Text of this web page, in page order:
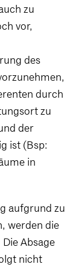
zu
vor,
des
durch
zu
der
ist (Bsp:
in
aufgrund zu
werden die
Absage
nicht